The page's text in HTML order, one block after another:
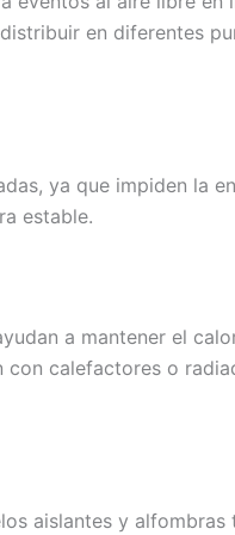
en diferentes
ya que impiden la
estable.
a mantener el
con calefactores o
aislantes y alfombras